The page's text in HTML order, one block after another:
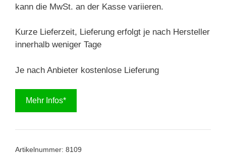
kann die MwSt. an der Kasse variieren.
Kurze Lieferzeit, Lieferung erfolgt je nach Hersteller
innerhalb weniger Tage
Je nach Anbieter kostenlose Lieferung
Mehr Infos*
Artikelnummer: 8109